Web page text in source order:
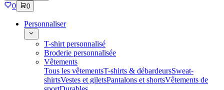
0 0
Personnaliser
T-shirt personnalisé
Broderie personnalisée
Vêtements
Tous les vêtementsT-shirts & débardeursSweat-
shirtsVestes et giletsPantalons et shortsVêtements de